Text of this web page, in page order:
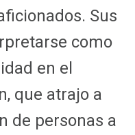
Sus
como
en el
que atrajo a
de personas a